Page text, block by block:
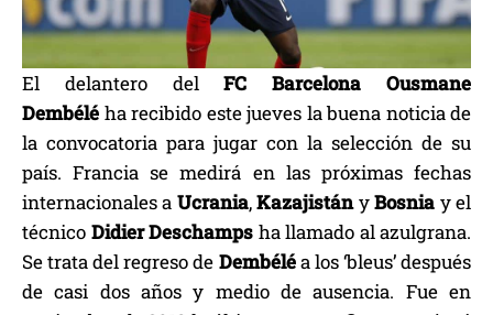
El delantero delFC Barcelona Ousmane
Dembélé ha recibido este jueves la buena noticia de
la convocatoria para jugar con la selección de su
país. Francia se medirá en las próximas fechas
internacionales a Ucrania,KazajistányBosnia y el
técnico DidierDeschamps ha llamado al azulgrana.
Se trata del regreso de Dembéléa los ‘bleus’ después
de casi dos años y medio de ausencia. Fue en